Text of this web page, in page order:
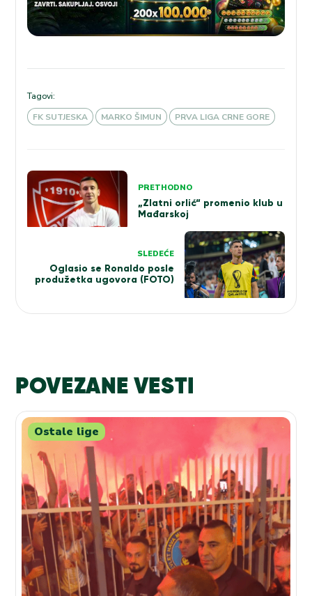
Tagovi:
FK SUTJESKA
MARKO ŠIMUN PRVA LIGA CRNE GORE
Kretanje
članka
PRETHODNO
„Zlatni orlić“ promenio klub u
Mađarskoj
SLEDEĆE
Oglasio se Ronaldo posle
produžetka ugovora (FOTO)
POVEZANE VESTI
Ostale lige